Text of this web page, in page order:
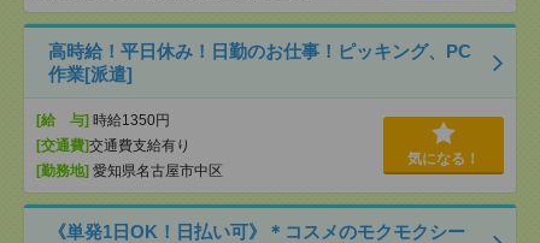
高時給！平日休み！日勤のお仕事！ピッキング、PC
作業[派遣]
[給 与] 時給1350円
[交通費]交通費支給有り
[勤務地] 愛知県名古屋市中区
気になる！
《単発1日OK！日払い可》＊コスメのモクモクシー